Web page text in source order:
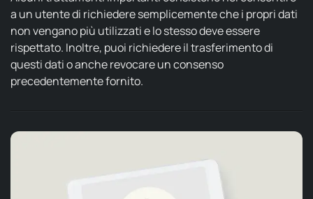
a un utente di richiedere semplicemente che i propri dati
non vengano più utilizzati e lo stesso deve essere
rispettato. Inoltre, puoi richiedere il trasferimento di
questi dati o anche revocare un consenso
precedentemente fornito.